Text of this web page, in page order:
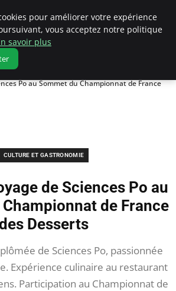
Po au Sommet du Championnat de France
CULTURE ET GASTRONOMIE
de Sciences Po au
de France
Desserts
de Sciences Po, passionnée
Expérience culinaire au restaurant
Participation au Championnat de
pour améliorer votre expérience
vous acceptez notre politique
savoir plus